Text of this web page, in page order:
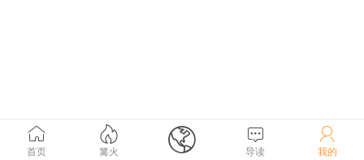

首页

篝火  
导读

我的